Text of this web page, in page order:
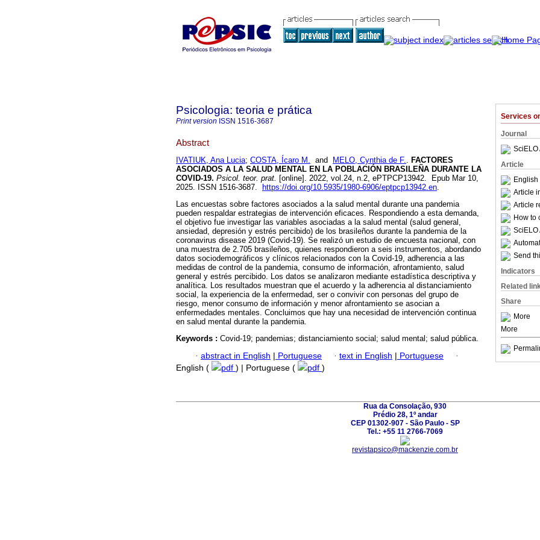
Services
Journal
SciELO
Article
English
Article
Article
How to
SciELO
Send
Indicators
Related
Share
More
More
Psicologia: teoria e prática
Print version ISSN 1516-3687
Abstract
IVATIUK, Ana Lucia; COSTA, Ícaro M. and MELO, Cynthia de F.. FACTORES
ASOCIADOS A LA SALUD MENTAL EN LA POBLACIÓN BRASILEÑA DURANTE LA
COVID-19. Psicol. teor. prat. [online]. 2022, vol.24, n.2, ePTPCP13942. Epub Mar 10,
2025. ISSN 1516-3687.
https://doi.org/10.5935/1980-6906/eptpcp13942.en.
Las encuestas sobre factores asociados a la salud mental durante una pandemia
pueden respaldar estrategias de intervención eficaces. Respondiendo a esta demanda,
el objetivo fue investigar las variables asociadas a la salud mental (salud general,
ansiedad, depresión y estrés percibido) de los brasileños durante la pandemia de la
coronavirus disease 2019 (Covid-19). Se realizó un estudio de encuesta nacional, con
una muestra de 2.705 brasileños, quienes respondieron a seis instrumentos, abordando
datos sociodemográficos y clínicos relacionados con la Covid-19, adherencia a las
medidas de control de la pandemia, consumo de información, afrontamiento, salud
general y estrés percibido. Los datos se analizaron mediante estadística descriptiva y
analítica. Los resultados muestran que el acuerdo y la adherencia al distanciamiento
social, la experiencia de la enfermedad, ser o convivir con personas del grupo de
riesgo, menor consumo de información y menor afrontamiento se asocian a
enfermedades mentales. Concluimos que hay una necesidad de intervención continua
en salud mental durante la pandemia.
Keywords : Covid-19; pandemias; distanciamiento social; salud mental; salud pública.
· abstract in English | Portuguese · text in English | Portuguese
·
English (
pdf ) | Portuguese ( pdf )
Rua da Consolação, 930
Prédio 28, 1º andar
CEP 01302-907 - São Paulo - SP
Tel.: +55 11 2766-7069
revistapsico@mackenzie.com.br